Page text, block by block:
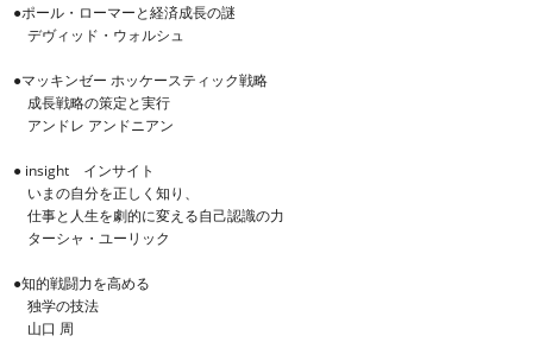
●ポール・ローマーと経済成長の謎
デヴィッド・ウォルシュ
●マッキンゼー ホッケースティック戦略
成長戦略の策定と実行
アンドレ アンドニアン
● insight インサイト
いまの自分を正しく知り、
仕事と人生を劇的に変える自己認識の力
ターシャ・ユーリック
●知的戦闘力を高める
独学の技法
山口 周